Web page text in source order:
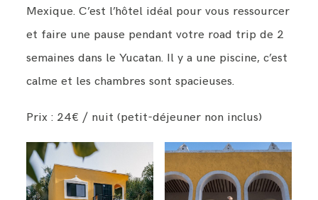
Mexique. C’est l’hôtel idéal pour vous ressourcer
et faire une pause pendant votre road trip de 2
semaines dans le Yucatan. Il y a une piscine, c’est
calme et les chambres sont spacieuses.
Prix : 24€ / nuit (petit-déjeuner non inclus)